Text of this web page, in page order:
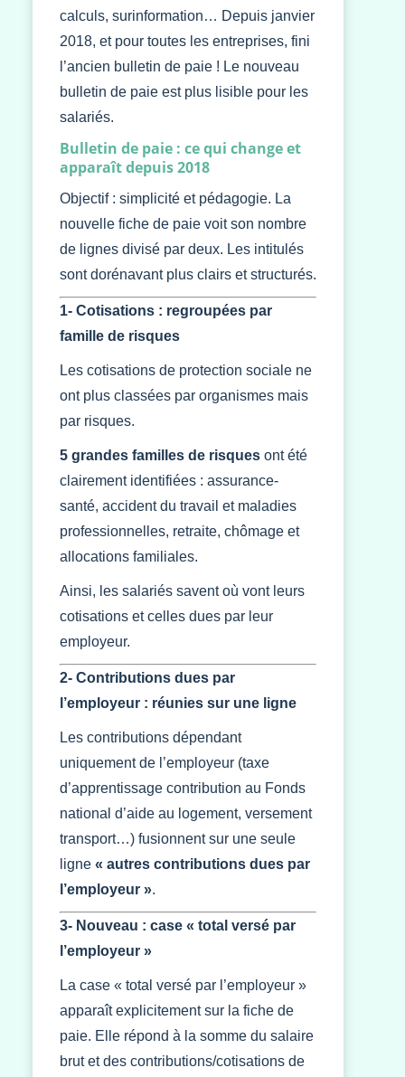
calculs, surinformation… Depuis janvier
2018, et pour toutes les entreprises, fini
l’ancien bulletin de paie ! Le nouveau
bulletin de paie est plus lisible pour les
salariés.
Bulletin de paie : ce qui change et
apparaît depuis 2018
Objectif : simplicité et pédagogie. La
nouvelle fiche de paie voit son nombre
de lignes divisé par deux. Les intitulés
sont dorénavant plus clairs et structurés.
1- Cotisations : regroupées par
famille de risques
Les cotisations de protection sociale ne
ont plus classées par organismes mais
par risques.
5 grandes familles de risquesont été
clairement identifiées : assurance-
santé, accident du travail et maladies
professionnelles, retraite, chômage et
allocations familiales.
Ainsi, les salariés savent où vont leurs
cotisations et celles dues par leur
employeur.
2- Contributions dues par
l’employeur : réunies sur une ligne
Les contributions dépendant
uniquement de l’employeur (taxe
d’apprentissage contribution au Fonds
national d’aide au logement, versement
transport…) fusionnent sur une seule
ligne « autres contributions dues par
l’employeur ».
3- Nouveau : case « total versé par
l’employeur »
La case « total versé par l’employeur »
apparaît explicitement sur la fiche de
paie. Elle répond à la somme du salaire
brut et des contributions/cotisations de